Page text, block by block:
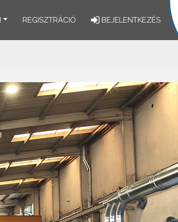
REGISZTRÁCIÓ BEJELENTKEZÉS